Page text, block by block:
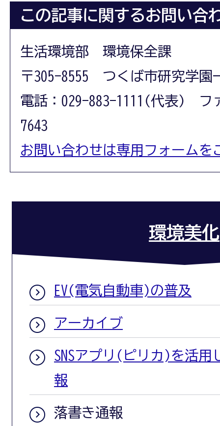
この記事に関するお問い合
生活環境部 環境保全課
〒305-8555 つくば市研究学園
電話：029-883-1111(代表) フ
7643
お問い合わせは専用フォームを
環境美化
EV(電気自動車)の普及
アーカイブ
SNSアプリ(ピリカ)を活用
報
落書き通報